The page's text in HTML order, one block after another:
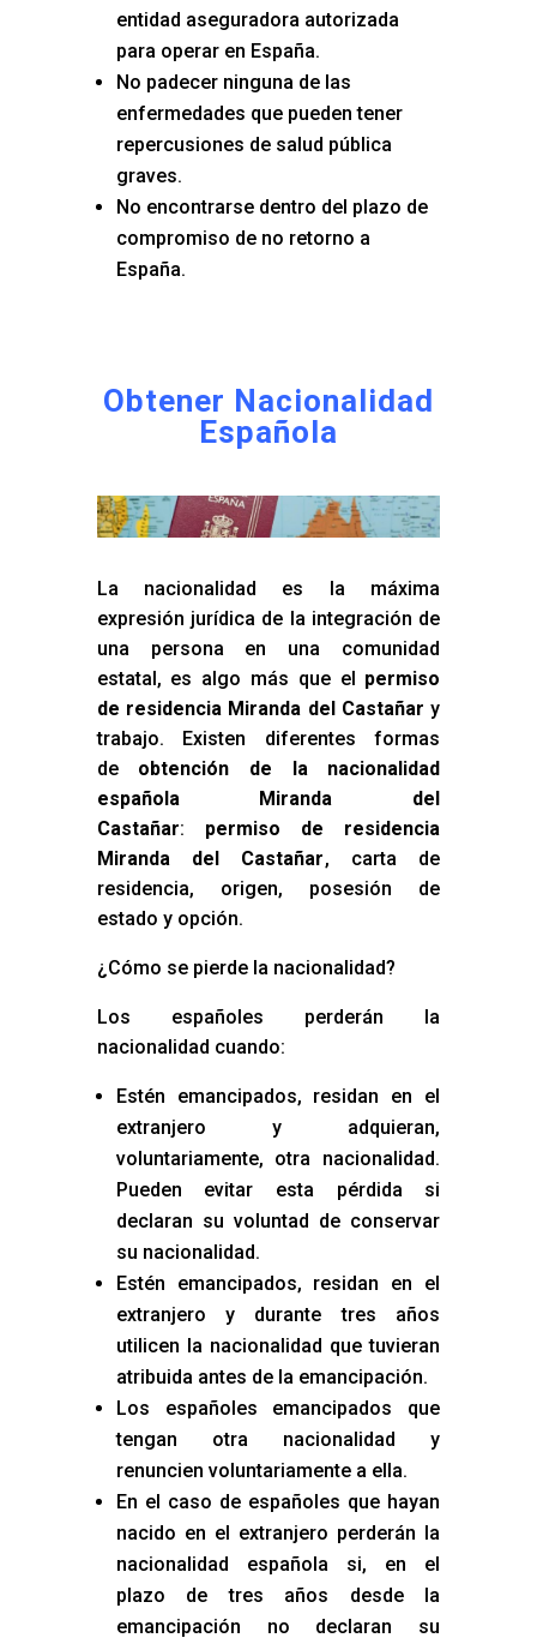
entidad aseguradora autorizada
para operar en España.
No padecer ninguna de las
enfermedades que pueden tener
repercusiones de salud pública
graves.
No encontrarse dentro del plazo de
compromiso de no retorno a
España.
Obtener Nacionalidad
Española
La nacionalidad es la máxima
expresión jurídica de la integración de
una persona en una comunidad
estatal, es algo más que el permiso
de residencia Miranda del Castañar y
trabajo. Existen diferentes formas
de obtención de la nacionalidad
española Miranda del
Castañar: permiso de residencia
Miranda del Castañar, carta de
residencia, origen, posesión de
estado y opción.
¿Cómo se pierde la nacionalidad?
Los españoles perderán la
nacionalidad cuando:
Estén emancipados, residan en el
extranjero y adquieran,
voluntariamente, otra nacionalidad.
Pueden evitar esta pérdida si
declaran su voluntad de conservar
su nacionalidad.
Estén emancipados, residan en el
extranjero y durante tres años
utilicen la nacionalidad que tuvieran
atribuida antes de la emancipación.
Los españoles emancipados que
tengan otra nacionalidad y
renuncien voluntariamente a ella.
En el caso de españoles que hayan
nacido en el extranjero perderán la
nacionalidad española si, en el
plazo de tres años desde la
emancipación no declaran su